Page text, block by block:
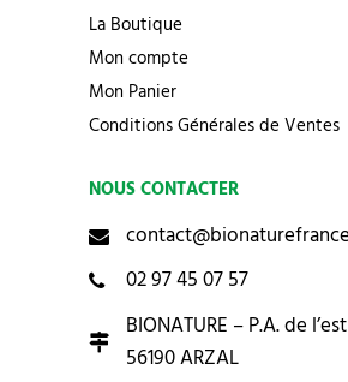
La Boutique
Mon compte
Mon Panier
Conditions Générales de Ventes
NOUS CONTACTER
02 97 45 07 57
BIONATURE – P.A. de
56190 ARZAL